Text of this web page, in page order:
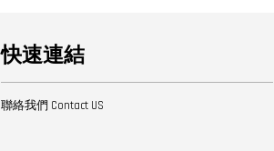
快速連結
聯絡我們 Contact US